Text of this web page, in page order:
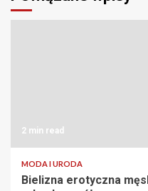
2 min read
MODA I URODA
Bielizna erotyczna